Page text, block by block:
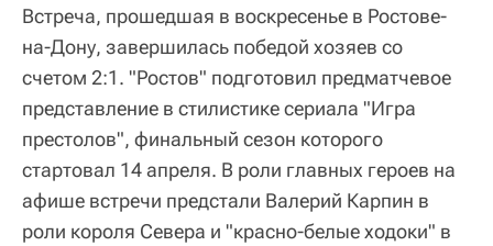
Встреча, прошедшая в воскресенье в Ростове-
на-Дону, завершилась победой хозяев со
счетом 2:1. "Ростов" подготовил предматчевое
представление в стилистике сериала "Игра
престолов", финальный сезон которого
стартовал 14 апреля. В роли главных героев на
афише встречи предстали Валерий Карпин в
роли короля Севера и "красно-белые ходоки" в